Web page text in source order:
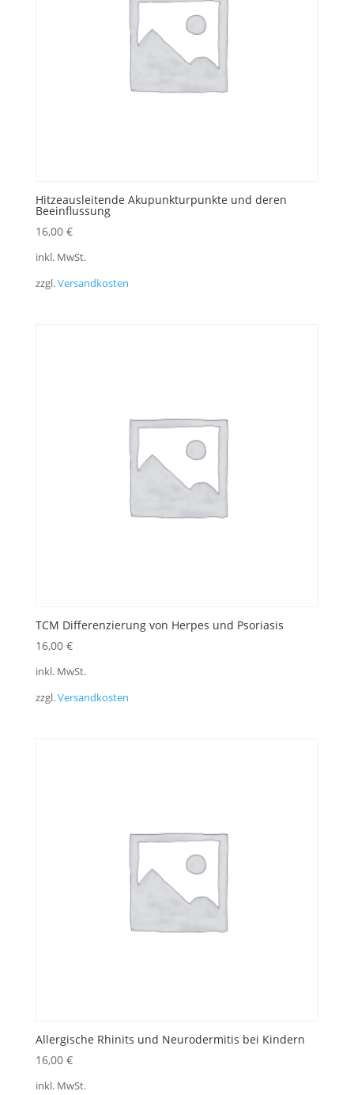
Hitzeausleitende Akupunkturpunkte und deren
Beeinflussung
16,00 €
inkl. MwSt.
zzgl.Versandkosten
TCM Differenzierung von Herpes und Psoriasis
16,00 €
inkl. MwSt.
zzgl.Versandkosten
Allergische Rhinits und Neurodermitis bei Kindern
16,00 €
inkl. MwSt.